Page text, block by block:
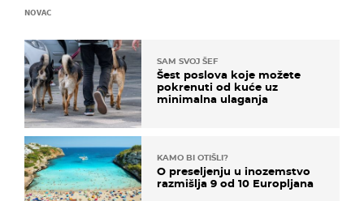
NOVAC
SAM SVOJ ŠEF
Šest poslova koje možete
pokrenuti od kuće uz
minimalna ulaganja
KAMO BI OTIŠLI?
O preseljenju u inozemstvo
razmišlja 9 od 10 Europljana